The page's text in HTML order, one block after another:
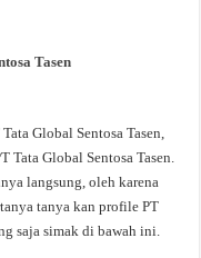
Tasen
Global Sentosa Tasen,
Tata Global Sentosa Tasen.
langsung, oleh karena
tanya kan profile PT
saja simak di bawah ini.